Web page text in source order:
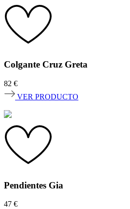
Colgante Cruz Greta
82 €
VER PRODUCTO
Pendientes Gia
47 €